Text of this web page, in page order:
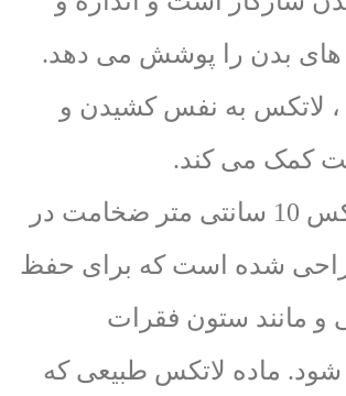
های بدن را پوشش می دهد.
، لاتکس به نفس کشیدن و
کمک می کند.
یک تشک لاتکس 10 سانتی متر ضخامت در
شده است که برای حفظ
و مانند ستون فقرات
شود. ماده لاتکس طبیعی که